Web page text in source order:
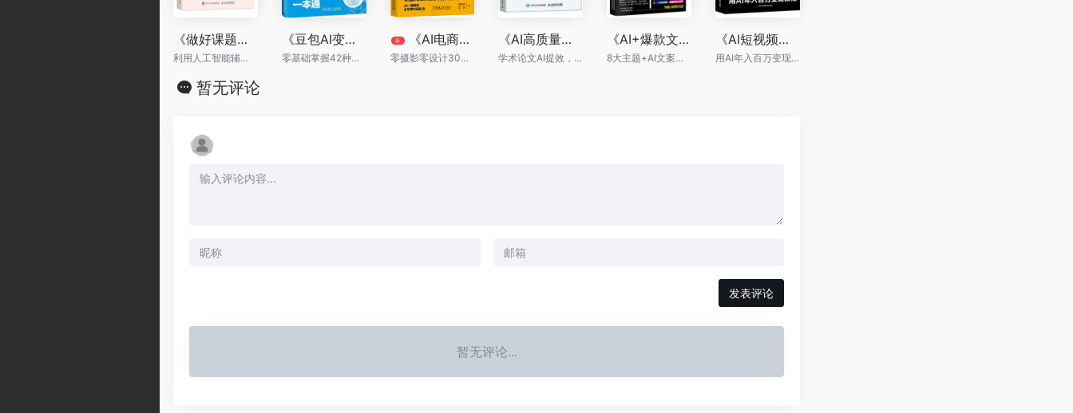
《做好课题申报：AI辅助申请书写作》
利用人工智能辅助开展课题申报的具体工作，AI辅助课题申报，掌握科学的提问方法。
《豆包AI变现赚钱一本通》
零基础掌握42种赚钱方式，让豆包成为你的赚钱工具
新 《AI电商生图提示词实战：Nano Banana+即梦+Midjourney从入门到变现》
零摄影零设计30秒低成本出高清电商图
《AI高质量论文写作法：开题、文献、写作、自查、答辩一本通》
学术论文AI提效，导师视角全流程带练
《AI+爆款文案高手速成》
8大主题+AI文案黑科技，一键启动爆款文案流水线
《AI短视频变现 : 6大AI工具从创作到盈利》
用AI年入百万变现教程，从0到1打造你的短视频自动变现系统
暂无评论
发表评论
暂无评论...